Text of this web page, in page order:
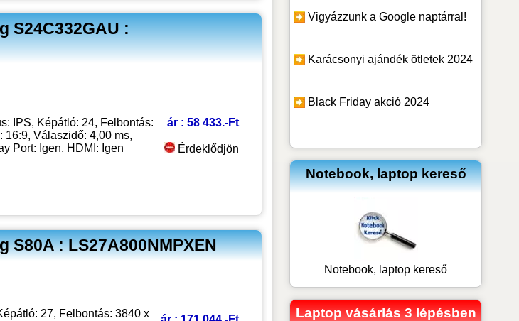
S24C332GAU :
IPS, Képátló: 24, Felbontás:
16:9, Válaszidő: 4,00 ms,
Port: Igen, HDMI: Igen
ár : 58 433.-Ft
Érdeklődjön
S80A : LS27A800NMPXEN
27, Felbontás: 3840 x
Vigyázzunk a Google naptárral!
Karácsonyi ajándék ötletek 2024
Black Friday akció 2024
Notebook, laptop kereső
Notebook, laptop kereső
Laptop vásárlás 3 lépésben